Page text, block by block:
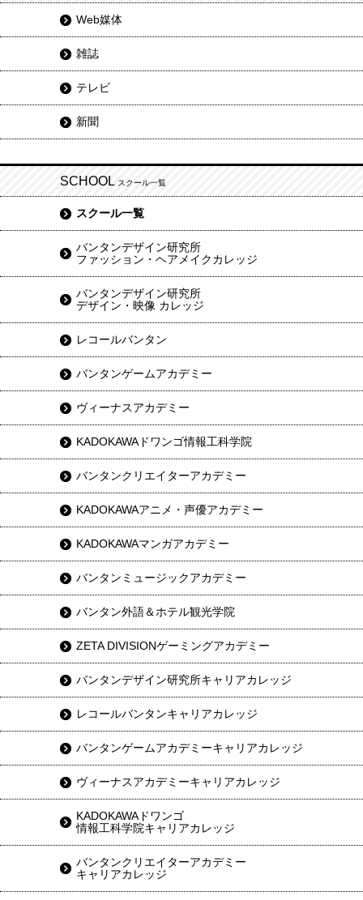
Web媒体
雑誌
テレビ
新聞
SCHOOL スクール一覧
スクール一覧
バンタンデザイン研究所
ファッション・ヘアメイクカレッジ
バンタンデザイン研究所
デザイン・映像 カレッジ
レコールバンタン
バンタンゲームアカデミー
ヴィーナスアカデミー
KADOKAWAドワンゴ情報工科学院
バンタンクリエイターアカデミー
KADOKAWAアニメ・声優アカデミー
KADOKAWAマンガアカデミー
バンタンミュージックアカデミー
バンタン外語＆ホテル観光学院
ZETA DIVISIONゲーミングアカデミー
バンタンデザイン研究所キャリアカレッジ
レコールバンタンキャリアカレッジ
バンタンゲームアカデミーキャリアカレッジ
ヴィーナスアカデミーキャリアカレッジ
KADOKAWAドワンゴ
情報工科学院キャリアカレッジ
バンタンクリエイターアカデミー
キャリアカレッジ